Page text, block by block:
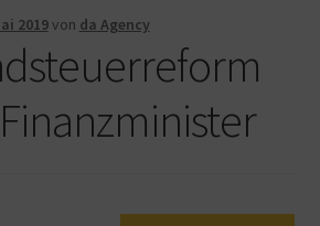
2019von da Agency